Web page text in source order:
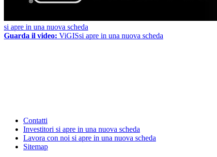
si apre in una nuova scheda
Guarda il video: ViGISsi apre in una nuova scheda
Contatti
Investitori si apre in una nuova scheda
Lavora con noi si apre in una nuova scheda
Sitemap